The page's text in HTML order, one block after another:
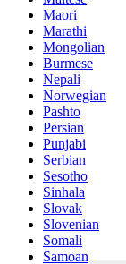
Maori
Marathi
Mongolian
Burmese
Nepali
Norwegian
Pashto
Persian
Punjabi
Serbian
Sesotho
Sinhala
Slovak
Slovenian
Somali
Samoan